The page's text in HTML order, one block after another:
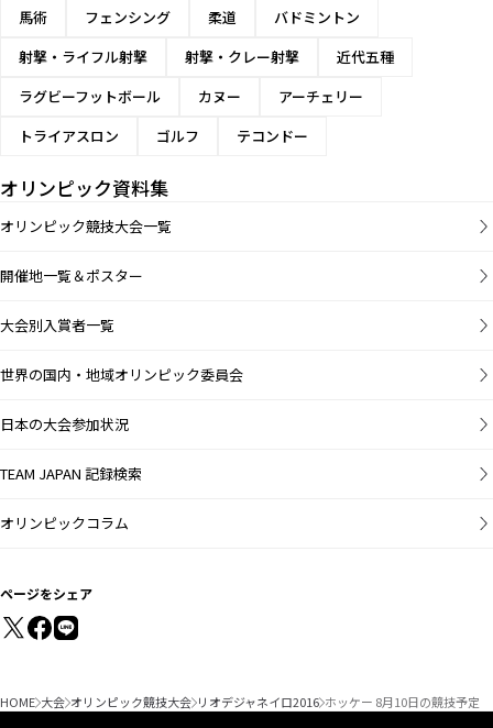
馬術
フェンシング 柔道
バドミントン
射撃・ライフル射撃
射撃・クレー射撃
近代五種
ラグビーフットボール
カヌー
アーチェリー
トライアスロン
ゴルフ テコンドー
オリンピック資料集
オリンピック競技大会一覧
開催地一覧＆ポスター
大会別入賞者一覧
世界の国内・地域オリンピック委員会
日本の大会参加状況
TEAM JAPAN 記録検索
オリンピックコラム
ページをシェア
HOME 大会 オリンピック競技大会 リオデジャネイロ2016 ホッケー 8月10日の競技予定